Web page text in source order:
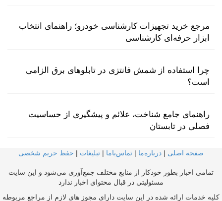
مرجع خرید تجهیزات کارشناسی خودرو؛ راهنمای انتخاب
ابزار حرفه‌ای کارشناسی
چرا استفاده از شمش فانتزی در تابلوهای برق الزامی
است؟
راهنمای جامع شناخت، علائم و پیشگیری از حساسیت
فصلی در تابستان
صفحه اصلی | درباره‌ما | تماس‌با‌ما | تبلیغات | حفظ حریم شخصی
تمامی اخبار بطور خودکار از منابع مختلف جمع‌آوری می‌شود و این سایت
مسئولیتی در قبال محتوای اخبار ندارد
کلیه خدمات ارائه شده در این سایت دارای مجوز های لازم از مراجع مربوطه